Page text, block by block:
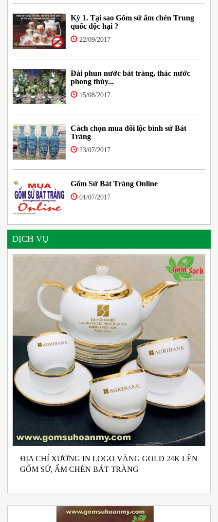
Kỳ 1. Tại sao Gốm sứ ấm chén Trung
quốc độc hại ?
22/09/2017
Đài phun nước bát tràng, thác nước
phong thủy...
15/08/2017
Cách chọn mua đôi lộc bình sứ Bát
Tràng
23/07/2017
Gốm Sứ Bát Tràng Online
01/07/2017
DỊCH VỤ
ĐỊA CHỈ XƯỞNG IN LOGO VÀNG GOLD 24K LÊN
GỐM SỨ, ẤM CHÉN BÁT TRÀNG